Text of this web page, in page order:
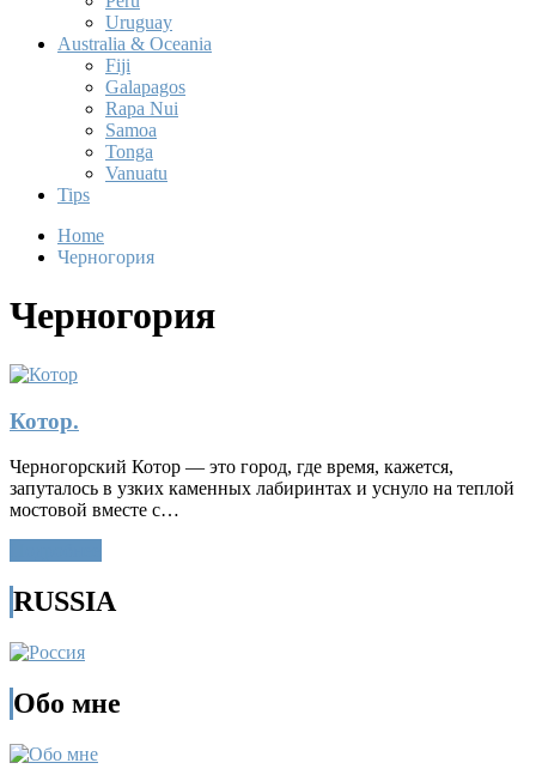
Uruguay
Australia & Oceania
Fiji
Galapagos
Rapa Nui
Samoa
Tonga
Vanuatu
Tips
Home
Черногория
Черногория
Котор.
Черногорский Котор — это город, где время, кажется,
запуталось в узких каменных лабиринтах и уснуло на теплой
мостовой вместе с…
RUSSIA
Обо мне